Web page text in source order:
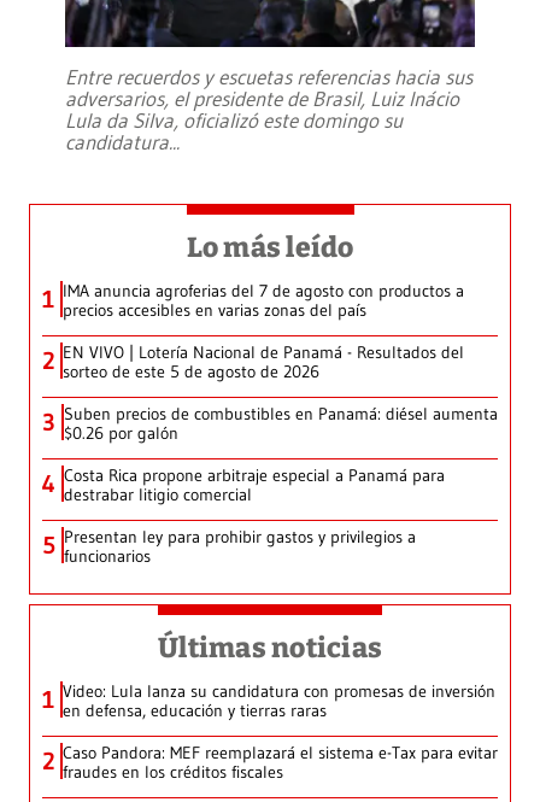
Entre recuerdos y escuetas referencias hacia sus
adversarios, el presidente de Brasil, Luiz Inácio
Lula da Silva, oficializó este domingo su
candidatura...
Lo más leído
1 IMA anuncia agroferias del 7 de agosto con productos a
precios accesibles en varias zonas del país
2 EN VIVO | Lotería Nacional de Panamá - Resultados del
sorteo de este 5 de agosto de 2026
3 Suben precios de combustibles en Panamá: diésel aumenta
$0.26 por galón
4 Costa Rica propone arbitraje especial a Panamá para
destrabar litigio comercial
5 Presentan ley para prohibir gastos y privilegios a
funcionarios
Últimas noticias
1 Video: Lula lanza su candidatura con promesas de inversión
en defensa, educación y tierras raras
2 Caso Pandora: MEF reemplazará el sistema e-Tax para evitar
fraudes en los créditos fiscales